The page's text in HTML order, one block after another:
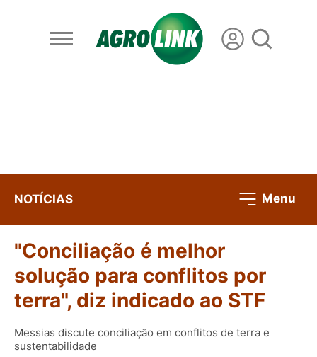
NOTÍCIAS Menu
"Conciliação é melhor
solução para conflitos por
terra", diz indicado ao STF
Messias discute conciliação em conflitos de terra e
sustentabilidade